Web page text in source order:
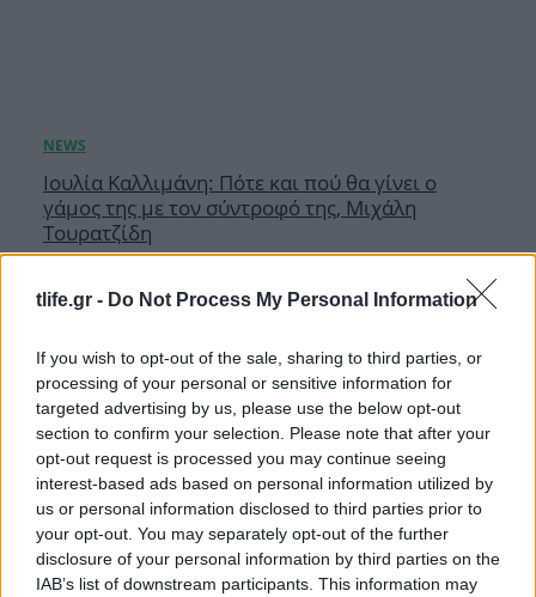
tlife.gr - Do Not Process My Personal Information
If you wish to opt-out of the sale, sharing to third parties, or
processing of your personal or sensitive information for
targeted advertising by us, please use the below opt-out
section to confirm your selection. Please note that after your
opt-out request is processed you may continue seeing
interest-based ads based on personal information utilized by
us or personal information disclosed to third parties prior to
your opt-out. You may separately opt-out of the further
disclosure of your personal information by third parties on the
IAB’s list of downstream participants. This information may
Ιουλία Καλλιμάνη: Πότε και πού θα γίνει ο
γάμος της με τον σύντροφό της, Μιχάλη
Τουρατζίδη